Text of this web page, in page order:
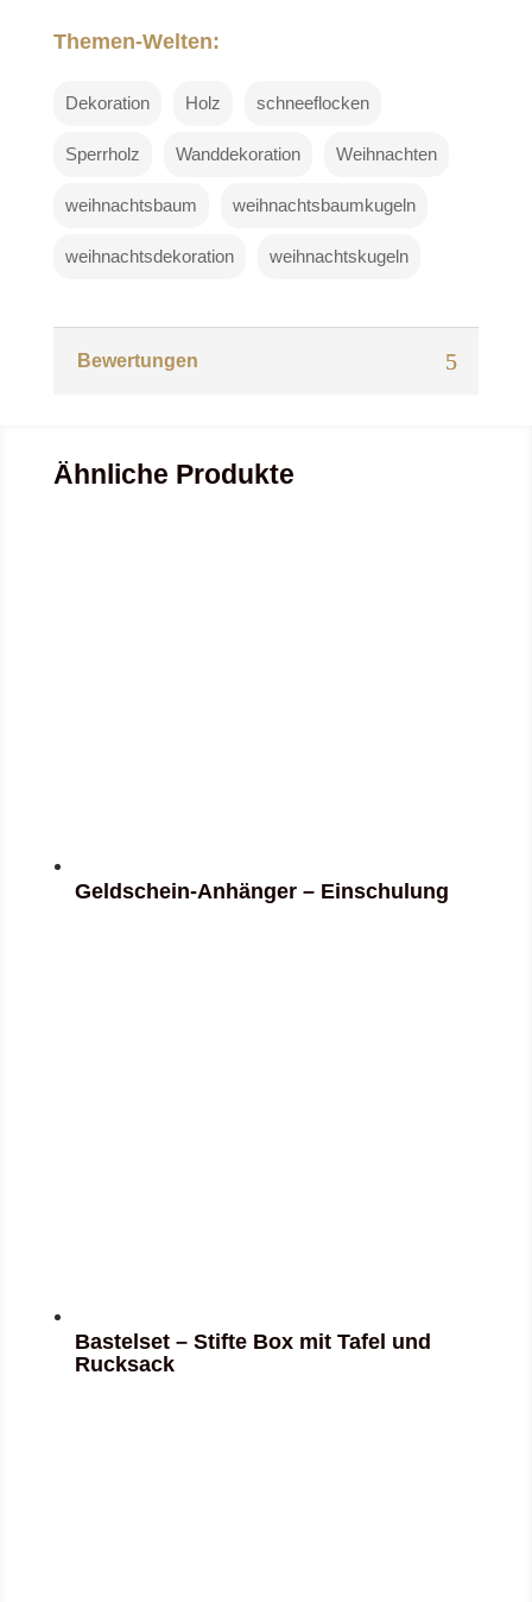
Themen-Welten:
Dekoration Holz schneeflocken
Sperrholz Wanddekoration Weihnachten
weihnachtsbaum weihnachtsbaumkugeln
weihnachtsdekoration weihnachtskugeln
Bewertungen
Ähnliche Produkte
Geldschein-Anhänger – Einschulung
Bastelset – Stifte Box mit Tafel und
Rucksack